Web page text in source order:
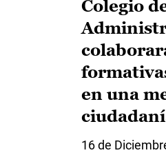
Colegio
en una
16 de